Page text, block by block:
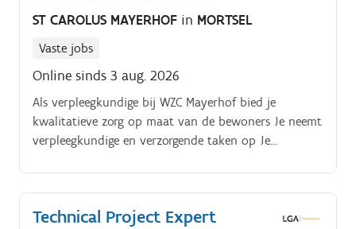
ST CAROLUS MAYERHOF in MORTSEL
Vaste jobs
Online sinds 3 aug. 2026
Als verpleegkundige bij WZC Mayerhof bied je
kwalitatieve zorg op maat van de bewoners Je neemt
verpleegkundige en verzorgende taken op Je
Technical Project Expert